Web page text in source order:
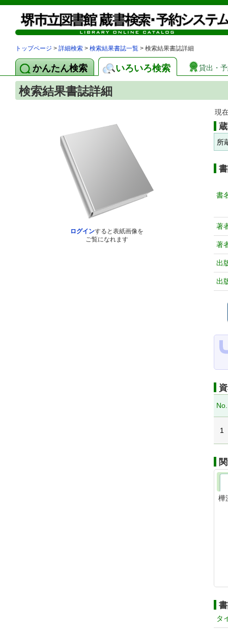
トップページ > 詳細検索 > 検索結果書誌一覧 > 検索結果書誌詳細
かんたん検索 いろいろ検索 貸出・
検索結果書誌詳細
ログインすると表紙画像を
ご覧になれます
現
所
書
著
著
出
出
No.
1
樺
タ